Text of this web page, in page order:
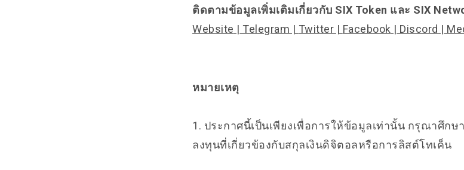
ติดตามข้อมูลเพิ่มเติมเกี่ยวกับ SIX Token และ SIX
Website | Telegram | Twitter | Facebook | Discord |
หมายเหตุ
1. ประกาศนี้เป็นเพียงเพื่อการให้ข้อมูลเท่านั้น กรุณาศึก
ลงทุนที่เกี่ยวข้องกับสกุลเงินดิจิตอลหรือการลิสต์โทเค็น